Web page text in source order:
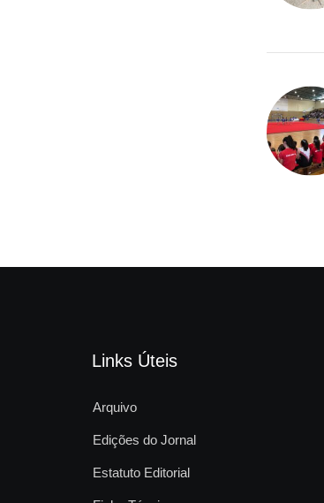
Links Úteis
Arquivo
Edições do Jornal
Estatuto Editorial